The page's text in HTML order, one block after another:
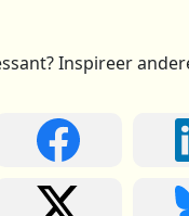
Inspireer